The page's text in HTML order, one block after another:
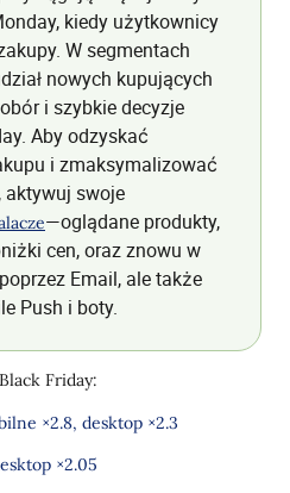
kiedy użytkownicy
W segmentach
nowych kupujących
i szybkie decyzje
Aby odzyskać
i zmaksymalizować
aktywuj swoje
—oglądane produkty,
cen, oraz znowu w
Email, ale także
Push i boty.
Friday:
×2.8, desktop ×2.3
×2.05